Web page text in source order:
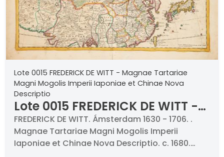
colección particular alemana y otra en la
Biblioteca Nacional..
Lote 0015 FREDERICK DE WITT - Magnae Tartariae
Magni Mogolis Imperii Iaponiae et Chinae Nova
Descriptio
Lote 0015 FREDERICK DE WITT -
Magnae Tartariae Magni
Mogolis Imperii Iaponiae et
Chinae Nova Descriptio
FREDERICK DE WITT. Ámsterdam 1630 - 1706. .
Magnae Tartariae Magni Mogolis Imperii
Iaponiae et Chinae Nova Descriptio. c. 1680.